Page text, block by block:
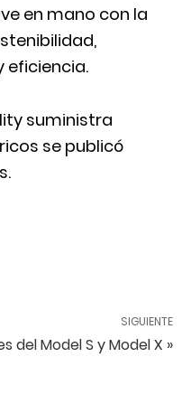
en mano con la
eficiencia.
suministra
se publicó
.
SIGUIENTE
del Model S y Model X »